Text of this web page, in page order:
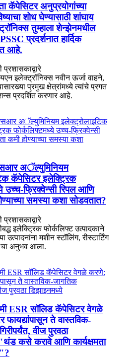
कॅपेसिटर अनुप्रयोगांच्या
शोध घेण्यासाठी शांघाय
तुम्हाला शेन्झेनमधील
प्रदर्शनात हार्दिक
आहे.
इलेक्ट्रॉनिक्स नवीन ऊर्जा वाहने,
प्रमुख क्षेत्रांमध्ये त्यांचे प्रगत
प्रदर्शित करणार आहे.
अॅल्युमिनियम
कॅपेसिटर इलेक्ट्रिक
उच्च-फ्रिक्वेन्सी रिपल आणि
समस्या कशा सोडवतात?
इलेक्ट्रिक फोर्कलिफ्ट उत्पादकाने
उत्पादनांना मशीन स्टॉलिंग, रीस्टार्टिंग
अनुभव आला.
ESR सॉलिड कॅपेसिटर वेगळे
फायद्यांपासून ते वास्तविक-
वीज पुरवठा
कसे करावे आणि कार्यक्षमता